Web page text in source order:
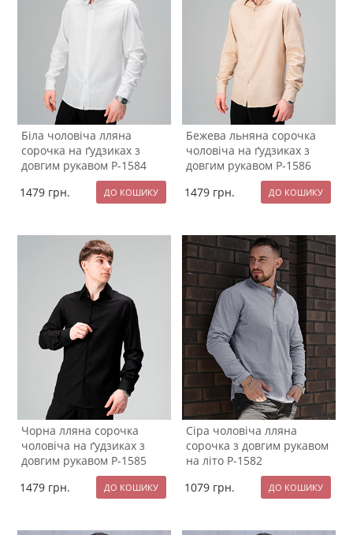
Біла чоловіча лляна
сорочка на ґудзиках з
довгим рукавом Р-1584
1479 грн.
Бежева льняна сорочка
чоловіча на ґудзиках з
довгим рукавом Р-1586
1479 грн.
Чорна лляна сорочка
чоловіча на ґудзиках з
довгим рукавом Р-1585
1479 грн.
Сіра чоловіча лляна
сорочка з довгим рукавом
на літо Р-1582
1079 грн.